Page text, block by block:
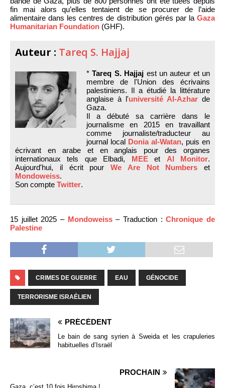
fin mai alors qu’elles tentaient de se procurer de l’aide
alimentaire dans les centres de distribution gérés par la Gaza
Humanitarian Foundation (GHF).
Auteur : Tareq S. Hajjaj
*Tareq S. Hajjaj est un auteur et un
membre de l'Union des écrivains
palestiniens. Il a étudié la littérature
anglaise à l'université Al-Azhar de
Gaza.
Il a débuté sa carrière dans le
journalisme en 2015 en travaillant
comme journaliste/traducteur au
journal local Donia al-Watan, puis en
écrivant en arabe et en anglais pour des organes
internationaux tels que Elbadi, MEEet Al Monitor.
Aujourd'hui, il écrit pour We Are Not Numbers et
Mondoweiss.
Son compte Twitter.
15 juillet 2025 – Mondoweiss– Traduction :Chronique de
Palestine
CRIMES DE GUERRE EAU GÉNOCIDE
TERRORISME ISRAÉLIEN
PRÉCÉDENT
Le bain de sang syrien à Sweida et les crapuleries
habituelles d’Israël
PROCHAIN